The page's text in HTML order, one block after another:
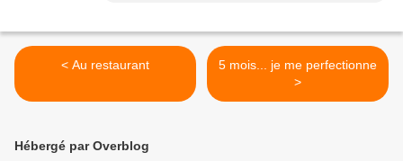
< Au restaurant
5 mois... je me perfectionne
>
Hébergé par Overblog